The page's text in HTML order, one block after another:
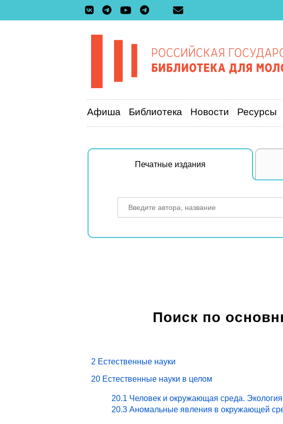
Афиша Библиотека Новости Ресурсы
Печатные издания
Поиск по
2 Естественные науки
20 Естественные науки в целом
20.1 Человек и окружающая среда.
20.3 Аномальные явления в окружающей